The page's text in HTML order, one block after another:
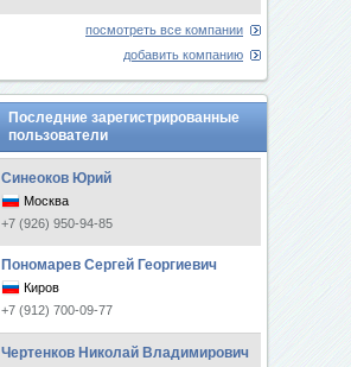
посмотреть все компании
добавить компанию
Последние зарегистрированные
пользователи
Синеоков Юрий
Москва
+7 (926) 950-94-85
Пономарев Сергей Георгиевич
Киров
+7 (912) 700-09-77
Чертенков Николай Владимирович